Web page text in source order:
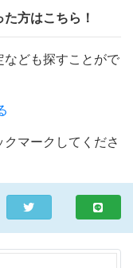
祭で競合他社を大
ル リキュール種類
ンス産【コアン
ジの果皮から造ら
ソーです。自社農
バランスでブレン
には、オレンジの
質は、カクテルベー
しめます。・オレ
では、 世界一の販
ーなどが含まれて
料を蒸留酒に一
蒸留した後、オー
程が存在するとさ
イスターの色は
めボトルに入って
リキュール名の
「狩人の守護聖
紀頃のドイツ辺り
に聖職者になったと
スイー
妙な味わい JAGER
ーター」（ショッ
方はこちら！
ども探すことがで
マークしてくださ